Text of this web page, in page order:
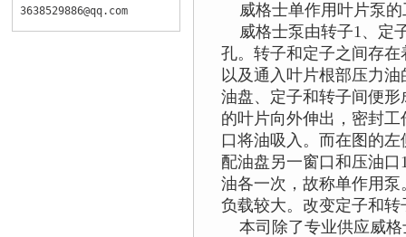
3638529886@qq.com
威格士单作用叶片泵的
威格士泵由转子1、定
孔。转子和定子之间存
以及通入叶片根部压力
油盘、定子和转子间便
的叶片向外伸出，密封
口将油吸入。而在图的
配油盘另一窗口和压油
油各一次，故称单作用
负载较大。改变定子和
本司除了专业供应威格